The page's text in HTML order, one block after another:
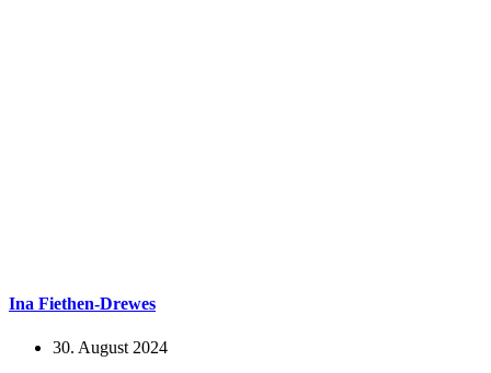
Ina Fiethen-Drewes
30. August 2024